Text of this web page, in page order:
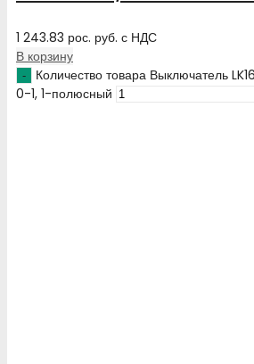
1 243.83 рос. руб. с НДС
В корзину
Количество товара Выключатель
0-1, 1-полюсный